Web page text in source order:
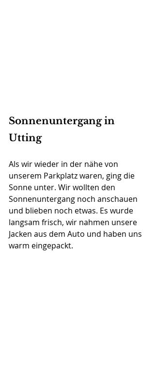
Sonnenuntergang in
Utting
Als wir wieder in der nähe von
unserem Parkplatz waren, ging die
Sonne unter. Wir wollten den
Sonnenuntergang noch anschauen
und blieben noch etwas. Es wurde
langsam frisch, wir nahmen unsere
Jacken aus dem Auto und haben uns
warm eingepackt.